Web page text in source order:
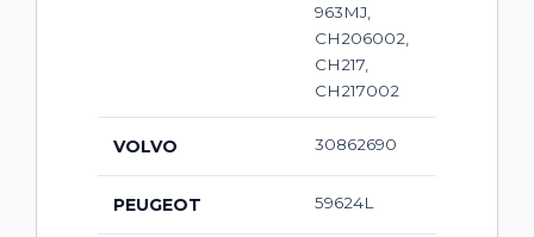
963MJ,
CH206002,
CH217,
CH217002
VOLVO 30862690
PEUGEOT 59624L